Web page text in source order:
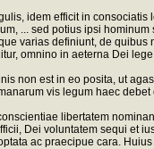
idem efficit in
... sed potius ipsi
varias definiunt, de
omnino in aeterna Dei
non est in eo posita, ut
vis legum haec
libertatem
Dei voluntatem sequi et
ac praecipue cara.